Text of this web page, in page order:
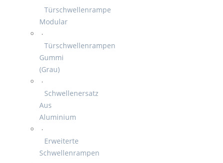
Türschwellenrampe
Modular
Türschwellenrampen
Gummi
(Grau)
Schwellenersatz
Aus
Aluminium
Erweiterte
Schwellenrampen